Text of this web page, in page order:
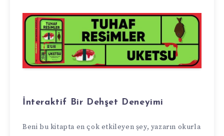
İnteraktif Bir Dehşet Deneyimi
Beni bu kitapta en çok etkileyen şey, yazarın okurla